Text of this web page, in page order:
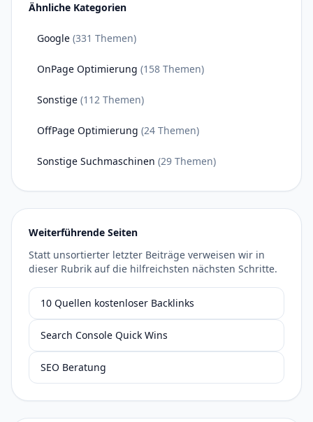
Ähnliche Kategorien
Google (331 Themen)
OnPage Optimierung (158 Themen)
Sonstige (112 Themen)
OffPage Optimierung (24 Themen)
Sonstige Suchmaschinen (29 Themen)
Weiterführende Seiten
Statt unsortierter letzter Beiträge verweisen wir in
dieser Rubrik auf die hilfreichsten nächsten Schritte.
10 Quellen kostenloser Backlinks
Search Console Quick Wins
SEO Beratung